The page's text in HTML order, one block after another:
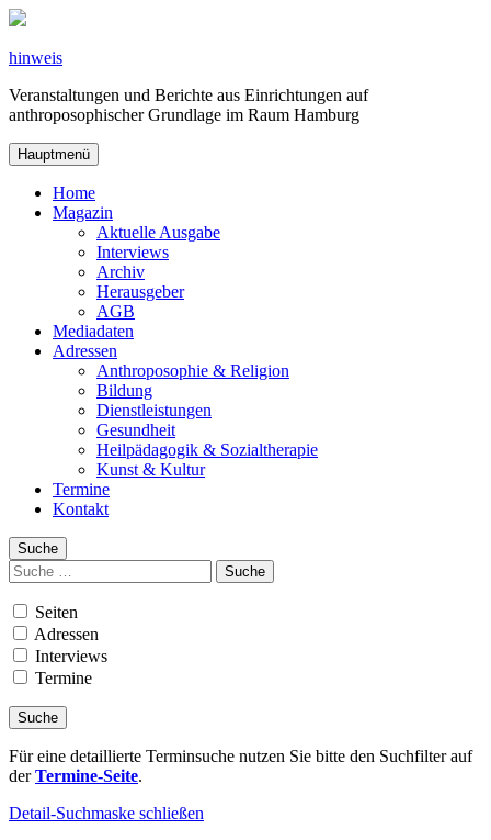
Zum
springen
hinweis
Veranstaltungen und Berichte aus Einrichtungen auf
anthroposophischer Grundlage im Raum Hamburg
Hauptmenü
Home
Magazin
Aktuelle Ausgabe
Interviews
Archiv
Herausgeber
AGB
Mediadaten
Adressen
Anthroposophie & Religion
Bildung
Dienstleistungen
Gesundheit
Heilpädagogik & Sozialtherapie
Kunst & Kultur
Termine
Kontakt
Suche
Suchen
nach:
Seiten
Adressen
Interviews
Termine
Für eine detaillierte Terminsuche nutzen Sie bitte den Suchfilter auf
derTermine-Seite.
Detail-Suchmaske schließen